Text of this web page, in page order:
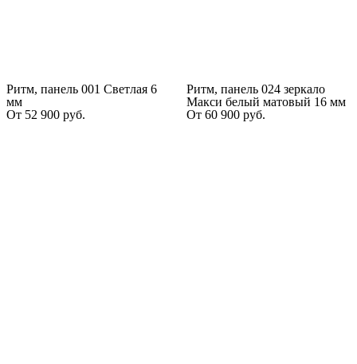
Ритм, панель 001 Светлая 6
мм
От 52 900 руб.
Ритм, панель 024 зеркало
Макси белый матовый 16 мм
От 60 900 руб.